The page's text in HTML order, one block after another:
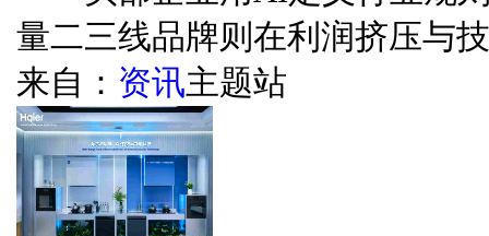
量二三线品牌则在利润挤压与
来自： 资讯主题站